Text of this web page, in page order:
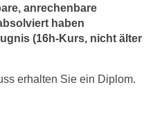
anrechenbare
haben
(16h-Kurs, nicht älter
erhalten Sie ein Diplom.